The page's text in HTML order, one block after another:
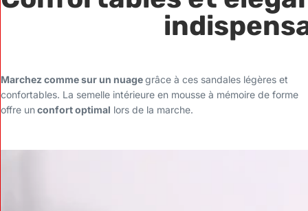
Marchez comme sur un nuagegrâce à ces sandales légères et
confortables. La semelle intérieure en mousse à mémoire de forme
offre unconfort optimal lors de la marche.